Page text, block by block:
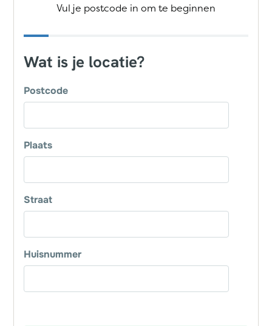
Vul je postcode in om te beginnen